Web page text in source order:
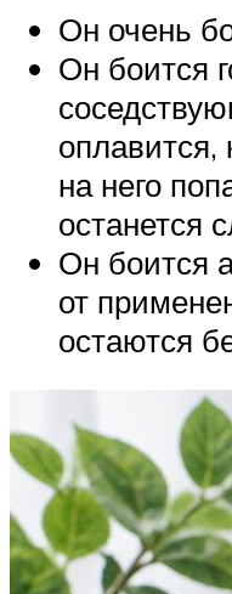
Он очень
Он боится
оплавится,
на него
останется
Он боится
от
остаются